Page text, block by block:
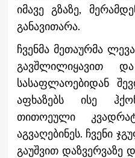
იმავე გზაზე,
განავითარა.
ჩვენმა მეთაურმა
გავშლილიყავით
სასაფლაოებიდან
აფხაზებს ისე
თითოეული
აგვაღებინეს. ჩვენი
გაუშვით დაზვერვაზე